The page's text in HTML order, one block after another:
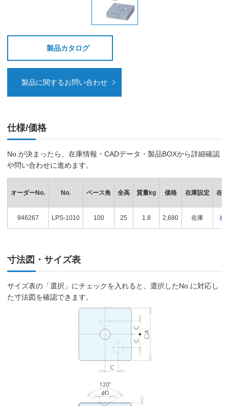
製品カタログ
製品に関するお問い合わせ
仕様/価格
No.が決まったら、在庫情報・CADデータ・製品BOXから詳細確認
や問い合わせに進めます。
オーダーNo. No. ベース角 全高 質量kg 価格 在庫設定 在
946267 LPS-1010 100 25 1.8 2,680 在庫 在
寸法図・サイズ表
サイズ表の「選択」にチェックを入れると、選択したNo.に対応し
た寸法図を確認できます。